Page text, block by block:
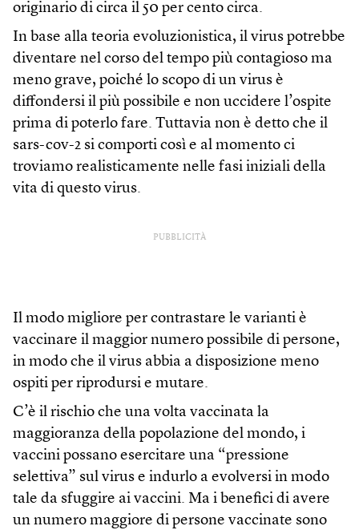
originario di circa il 50 per cento circa.
In base alla teoria evoluzionistica, il virus potrebbe
diventare nel corso del tempo più contagioso ma
meno grave, poiché lo scopo di un virus è
diffondersi il più possibile e non uccidere l’ospite
prima di poterlo fare. Tuttavia non è detto che il
sars-cov-2 si comporti così e al momento ci
troviamo realisticamente nelle fasi iniziali della
vita di questo virus.
PUBBLICITÀ
Il modo migliore per contrastare le varianti è
vaccinare il maggior numero possibile di persone,
in modo che il virus abbia a disposizione meno
ospiti per riprodursi e mutare.
C’è il rischio che una volta vaccinata la
maggioranza della popolazione del mondo, i
vaccini possano esercitare una “pressione
selettiva” sul virus e indurlo a evolversi in modo
tale da sfuggire ai vaccini. Ma i benefici di avere
un numero maggiore di persone vaccinate sono